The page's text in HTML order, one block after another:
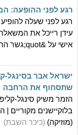
רגע לפני ההופעה:
רגע לפני שעלה
אישי על &quot;גשר התקווה&quot;.
ישראל אבר בסינגל-
שתסחוף את הרחבה
הזמר משיק סינגל-
בלוקיישנים מקוריים
(מוזיקה) (כיכר השבת)